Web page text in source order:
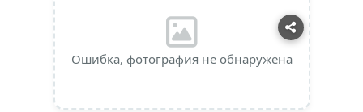
Ошибка, фотография не обнаружена